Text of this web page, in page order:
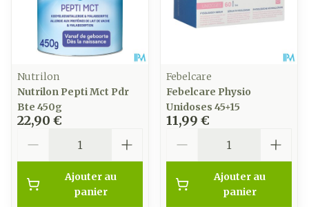
Nutrilon
Nutrilon Pepti Mct Pdr
Bte 450g
22,90 €
Ajouter au
panier
Febelcare
Febelcare Physio
Unidoses 45+15
11,99 €
Ajouter au
panier